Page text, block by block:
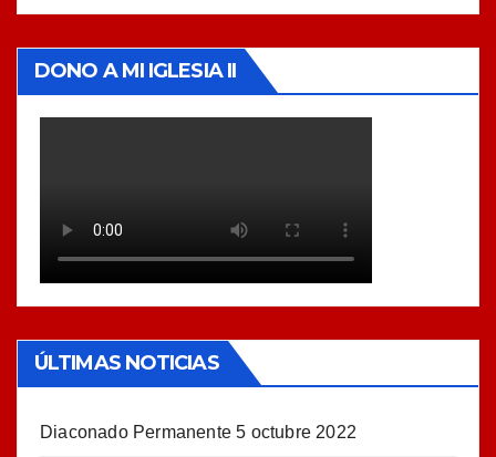
DONO A MI IGLESIA II
ÚLTIMAS NOTICIAS
Diaconado Permanente 5 octubre 2022